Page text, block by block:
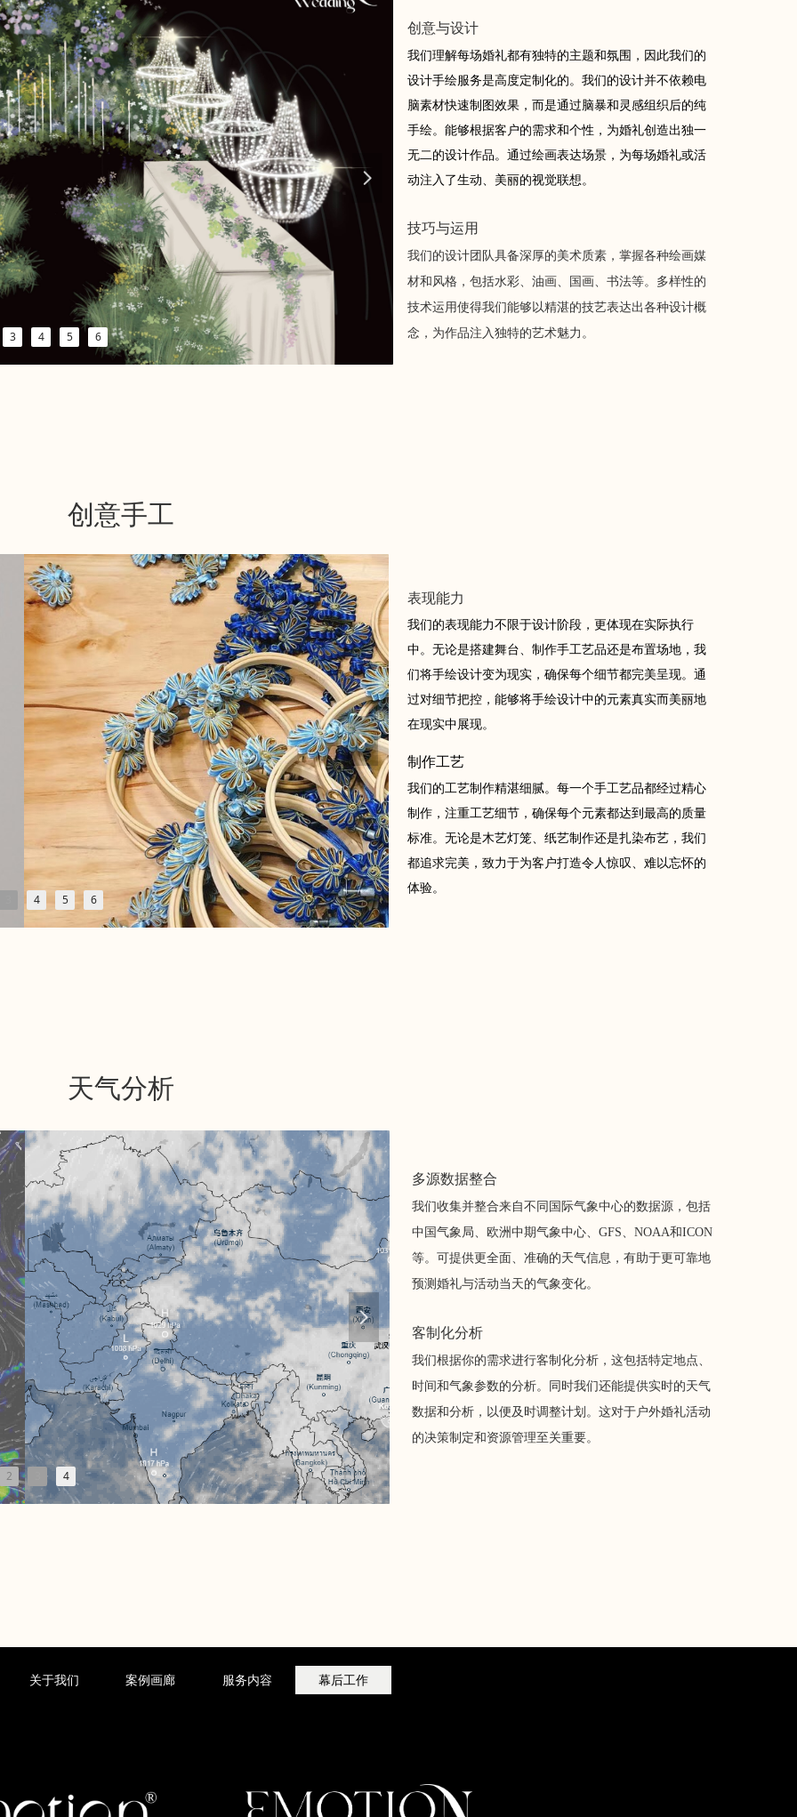
3 4 5 6
넲
创意与设计
我们理解每场婚礼都有独特的主题和氛围，因此我们的
设计手绘服务是高度定制化的。我们的设计并不依赖电
脑素材快速制图效果，而是通过脑暴和灵感组织后的纯
手绘。能够根据客户的需求和个性，为婚礼创造出独一
无二的设计作品。 通过绘画表达场景，为每场婚礼或活
动注入了生动、美丽的视觉联想。
技巧与运用
我们的设计团队具备深厚的美术质素，掌握各种绘画媒
材和风格，包括水彩、油画、国画、书法等。多样性的
技术运用使得我们能够以精湛的技艺表达出各种设计概
念，为作品注入独特的艺术魅力。
4 5 6
넲
表现能力
我们的表现能力不限于设计阶段，更体现在实际执行
中。无论是搭建舞台、制作手工艺品还是布置场地，我
们将手绘设计变为现实，确保每个细节都完美呈现。通
过对细节把控，能够将手绘设计中的元素真实而美丽地
在现实中展现。
制作工艺
我们的工艺制作精湛细腻。每一个手工艺品都经过精心
制作，注重工艺细节，确保每个元素都达到最高的质量
标准。无论是木艺灯笼、纸艺制作还是扎染布艺，我们
都追求完美，致力于为客户打造令人惊叹、难以忘怀的
体验。
2 4
넲
多源数据整合
我们收集并整合来自不同国际气象中心的数据源，包括
中国气象局、欧洲中期气象中心、GFS、NOAA和ICON
等。可提供更全面、准确的天气信息，有助于更可靠地
预测婚礼与活动当天的气象变化。
客制化分析
我们根据你的需求进行客制化分析，这包括特定地点、
时间和气象参数的分析。同时我们还能提供实时的天气
数据和分析，以便及时调整计划。这对于户外婚礼活动
的决策制定和资源管理至关重要。
天气分析
创意手工
关于我们 案例画廊 服务内容 幕后工作